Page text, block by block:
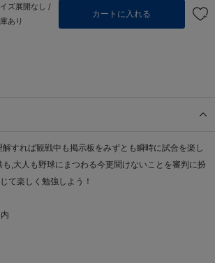
ズ展開なし /
あり
カートに入れる
すれば観戦中も掲示板をみずとも瞬時に試合を楽し
,大人も野球にまつわる今更聞けないことを審判に扮
て楽しく勉強しよう！